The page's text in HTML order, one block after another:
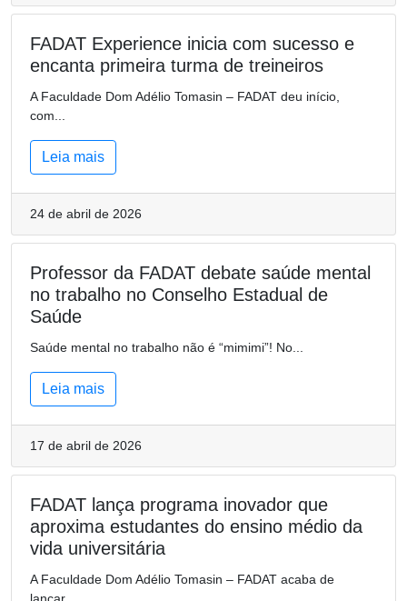
FADAT Experience inicia com sucesso e
encanta primeira turma de treineiros
A Faculdade Dom Adélio Tomasin – FADAT deu início,
com...
Leia mais
24 de abril de 2026
Professor da FADAT debate saúde mental
no trabalho no Conselho Estadual de
Saúde
Saúde mental no trabalho não é “mimimi”! No...
Leia mais
17 de abril de 2026
FADAT lança programa inovador que
aproxima estudantes do ensino médio da
vida universitária
A Faculdade Dom Adélio Tomasin – FADAT acaba de